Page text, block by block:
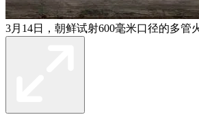
3月14日，朝鲜试射600毫米口径的多管